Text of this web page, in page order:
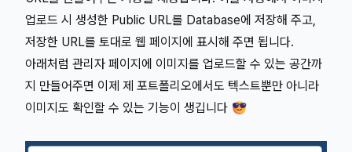
업로드 시 생성한 Public URL를 Database에 저장해 주고,
저장한 URL를 토대로 웹 페이지에 표시해 주면 됩니다.
아래처럼 관리자 페이지에 이미지를 업로드할 수 있는 공간까
지 만들어주면 이제 제 포트폴리오에서도 텍스트뿐만 아니라
이미지도 확인할 수 있는 기능이 생깁니다 😎